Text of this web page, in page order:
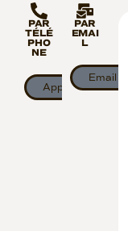
PAR
TÉLÉ
PHO
NE
Appeler
PAR
EMAI
L
Email